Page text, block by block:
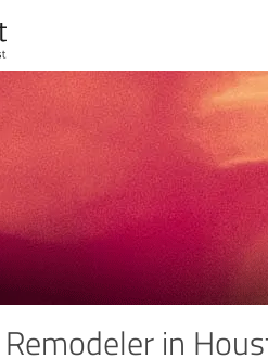
Remodeler in